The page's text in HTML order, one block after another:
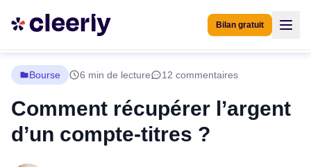
Bilan gratuit
Bourse 6 min de lecture 12 commentaires
Comment récupérer l’argent
d’un compte-titres ?